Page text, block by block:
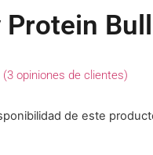
Protein Bull
(3 opiniones de clientes)
de este